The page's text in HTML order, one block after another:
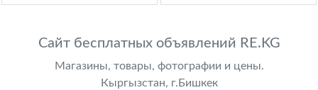
Сайт бесплатных объявлений RE.KG
Магазины, товары, фотографии и цены.
Кыргызстан, г.Бишкек